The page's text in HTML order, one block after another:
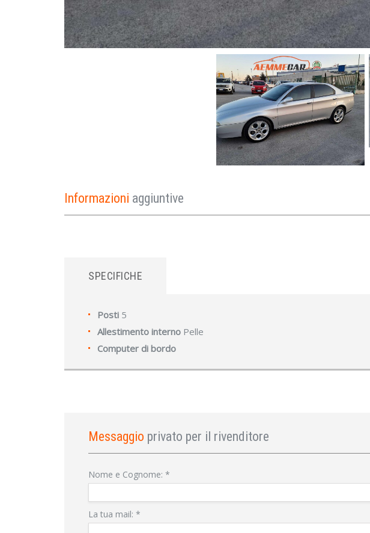
Informazioni aggiuntive
SPECIFICHE
Posti 5
Allestimento interno Pelle
Computer di bordo
Messaggio privato per il rivenditore
Nome e Cognome: *
La tua mail: *